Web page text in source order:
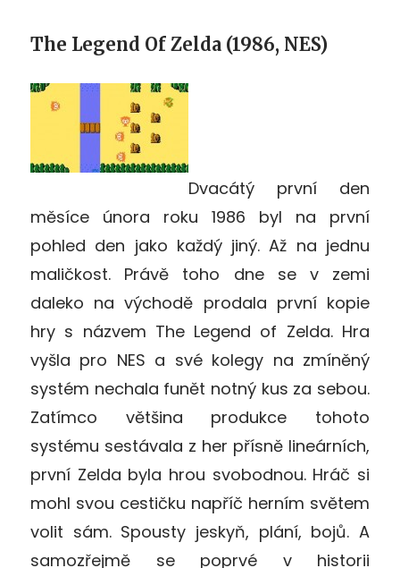
The Legend Of Zelda (1986, NES)
Dvacátý první den
měsíce února roku 1986 byl na první
pohled den jako každý jiný. Až na jednu
maličkost. Právě toho dne se v zemi
daleko na východě prodala první kopie
hry s názvem The Legend of Zelda. Hra
vyšla pro NES a své kolegy na zmíněný
systém nechala funět notný kus za sebou.
Zatímco většina produkce tohoto
systému sestávala z her přísně lineárních,
první Zelda byla hrou svobodnou. Hráč si
mohl svou cestičku napříč herním světem
volit sám. Spousty jeskyň, plání, bojů. A
samozřejmě se poprvé v historii